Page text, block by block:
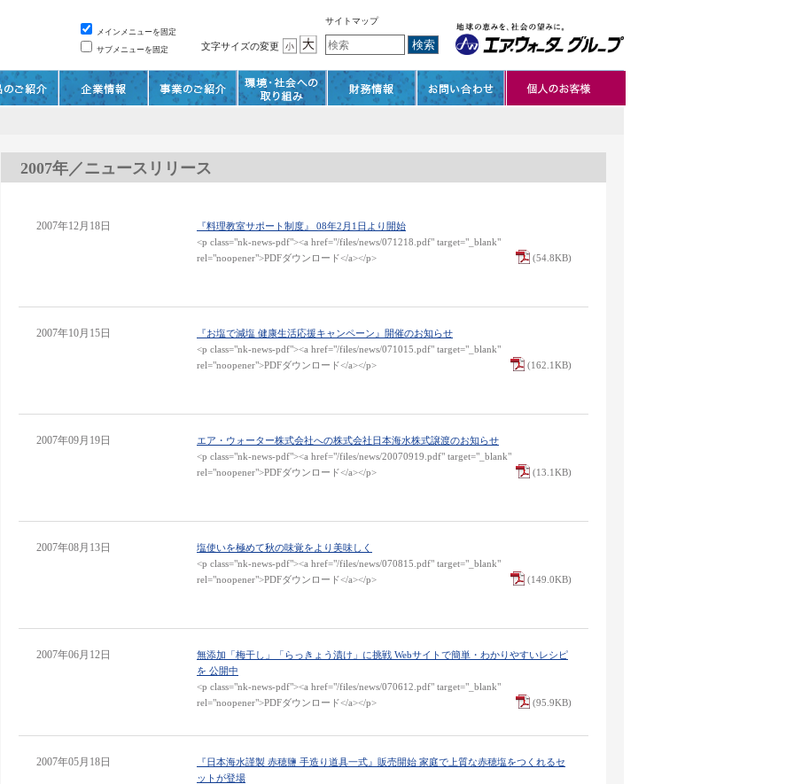
メインメニューを固定
サブメニューを固定
文字サイズの変更
サイトマップ
2007年／ニュースリリース
2007年12月18日
『料理教室サポート制度』 08年2月1日より開始
<p class="nk-news-pdf"><a href="/files/news/071218.pdf" target="_blank"
rel="noopener">PDFダウンロード</a></p>
(54.8KB)
2007年10月15日
『お塩で減塩 健康生活応援キャンペーン』開催のお知らせ
<p class="nk-news-pdf"><a href="/files/news/071015.pdf" target="_blank"
rel="noopener">PDFダウンロード</a></p>
(162.1KB)
2007年09月19日
エア・ウォーター株式会社への株式会社日本海水株式譲渡のお知らせ
<p class="nk-news-pdf"><a href="/files/news/20070919.pdf" target="_blank"
rel="noopener">PDFダウンロード</a></p>
(13.1KB)
2007年08月13日
塩使いを極めて秋の味覚をより美味しく
<p class="nk-news-pdf"><a href="/files/news/070815.pdf" target="_blank"
rel="noopener">PDFダウンロード</a></p>
(149.0KB)
2007年06月12日
無添加「梅干し」「らっきょう漬け」に挑戦 Webサイトで簡単・わかりやすいレシピ
を 公開中
<p class="nk-news-pdf"><a href="/files/news/070612.pdf" target="_blank"
rel="noopener">PDFダウンロード</a></p>
(95.9KB)
2007年05月18日
『日本海水謹製 赤穂鹽 手造り道具一式』販売開始 家庭で上質な赤穂塩をつくれるセ
ットが登場